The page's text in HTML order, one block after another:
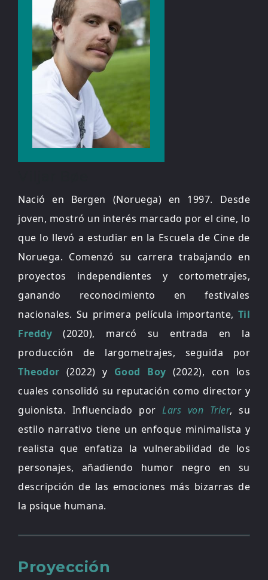
Nació en Bergen (Noruega) en 1997. Desde
joven, mostró un interés marcado por el cine, lo
que lo llevó a estudiar en la Escuela de Cine de
Noruega. Comenzó su carrera trabajando en
proyectos independientes y cortometrajes,
ganando reconocimiento en festivales
nacionales. Su primera película importante, Til
Freddy (2020), marcó su entrada en la
producción de largometrajes, seguida por
Theodor (2022) y Good Boy (2022), con los
cuales consolidó su reputación como director y
guionista. Influenciado por Lars von Trier, su
estilo narrativo tiene un enfoque minimalista y
realista que enfatiza la vulnerabilidad de los
personajes, añadiendo humor negro en su
descripción de las emociones más bizarras de
la psique humana.
Proyección